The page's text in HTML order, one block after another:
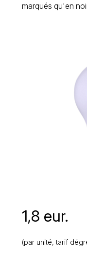
1,8 eur.
(par unité, tarif
marqués qu'en